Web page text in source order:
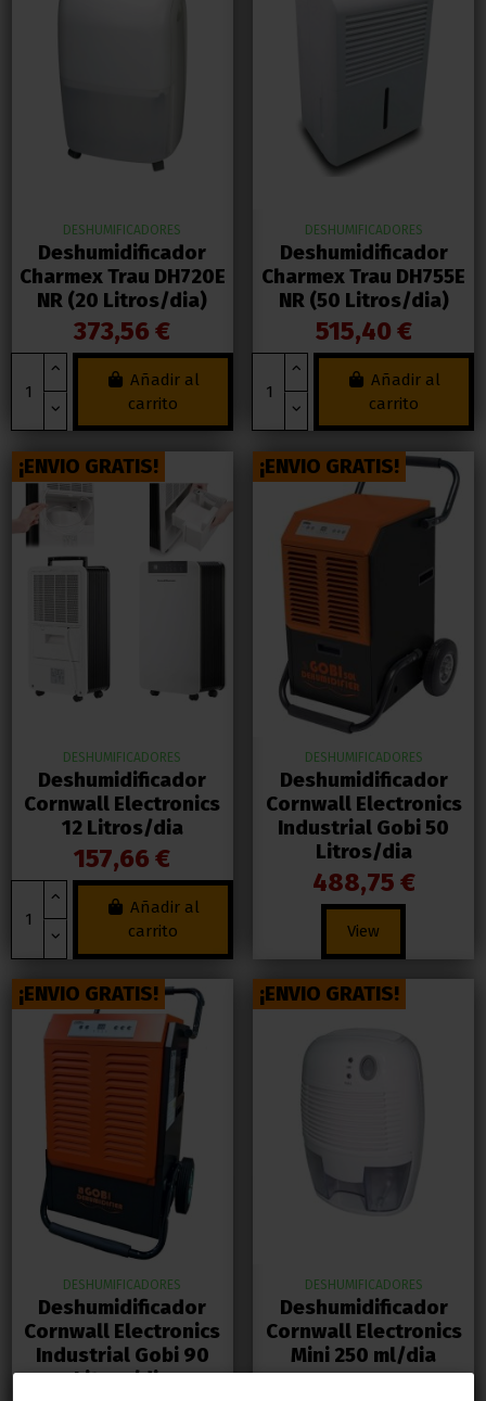
DESHUMIFICADORES
Deshumidificador
Charmex Trau DH720E
NR (20 Litros/dia)
373,56 €
Añadir al
carrito
DESHUMIFICADORES
Deshumidificador
Charmex Trau DH755E
NR (50 Litros/dia)
515,40 €
Añadir al
carrito
¡ENVIO GRATIS!
DESHUMIFICADORES
Deshumidificador
Cornwall Electronics
12 Litros/dia
157,66 €
Añadir al
carrito
¡ENVIO GRATIS!
DESHUMIFICADORES
Deshumidificador
Cornwall Electronics
Industrial Gobi 50
Litros/dia
488,75 €
View
¡ENVIO GRATIS!
DESHUMIFICADORES
Deshumidificador
Cornwall Electronics
Industrial Gobi 90
Litros/dia
¡ENVIO GRATIS!
DESHUMIFICADORES
Deshumidificador
Cornwall Electronics
Mini 250 ml/dia